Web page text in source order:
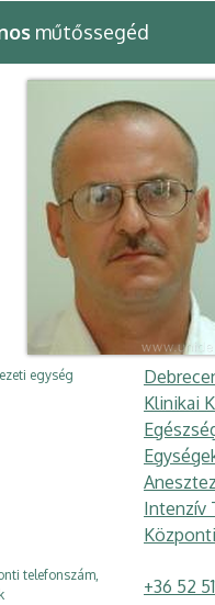
műtőssegéd
egység
Klinikai
Intenzív
telefonszám,
+36 52